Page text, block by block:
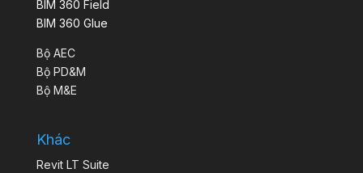
BIM 360 Field
BIM 360 Glue
Bộ AEC
Bộ PD&M
Bộ M&E
Khác
Revit LT Suite